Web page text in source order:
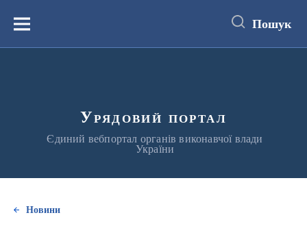
вмістуМеню Пошук
Урядовий портал
Єдиний вебпортал органів виконавчої влади
України
Новини